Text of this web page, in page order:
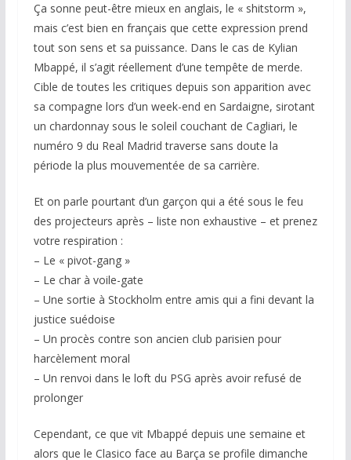
Ça sonne peut-être mieux en anglais, le « shitstorm »,
mais c’est bien en français que cette expression prend
tout son sens et sa puissance. Dans le cas de Kylian
Mbappé, il s’agit réellement d’une tempête de merde.
Cible de toutes les critiques depuis son apparition avec
sa compagne lors d’un week-end en Sardaigne, sirotant
un chardonnay sous le soleil couchant de Cagliari, le
numéro 9 du Real Madrid traverse sans doute la
période la plus mouvementée de sa carrière.
Et on parle pourtant d’un garçon qui a été sous le feu
des projecteurs après – liste non exhaustive – et prenez
votre respiration :
– Le « pivot-gang »
– Le char à voile-gate
– Une sortie à Stockholm entre amis qui a fini devant la
justice suédoise
– Un procès contre son ancien club parisien pour
harcèlement moral
– Un renvoi dans le loft du PSG après avoir refusé de
prolonger
Cependant, ce que vit Mbappé depuis une semaine et
alors que le Clasico face au Barça se profile dimanche